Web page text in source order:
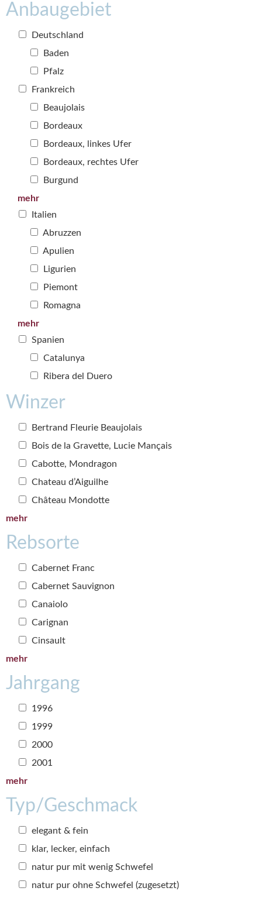
Anbaugebiet
Deutschland
Baden
Pfalz
Frankreich
Beaujolais
Bordeaux
Bordeaux, linkes Ufer
Bordeaux, rechtes Ufer
Burgund
mehr
Italien
Abruzzen
Apulien
Ligurien
Piemont
Romagna
mehr
Spanien
Catalunya
Ribera del Duero
Winzer
Bertrand Fleurie Beaujolais
Bois de la Gravette, Lucie Mançais
Cabotte, Mondragon
Chateau d’Aiguilhe
Château Mondotte
mehr
Rebsorte
Cabernet Franc
Cabernet Sauvignon
Canaiolo
Carignan
Cinsault
mehr
Jahrgang
1996
1999
2000
2001
mehr
Typ/Geschmack
elegant & fein
klar, lecker, einfach
natur pur mit wenig Schwefel
natur pur ohne Schwefel (zugesetzt)